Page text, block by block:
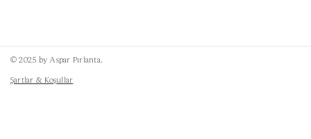
© 2025 by Aspar Pırlanta.
Şartlar & Koşullar